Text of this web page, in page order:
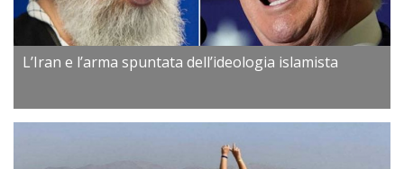
L’Iran e l’arma spuntata dell’ideologia islamista